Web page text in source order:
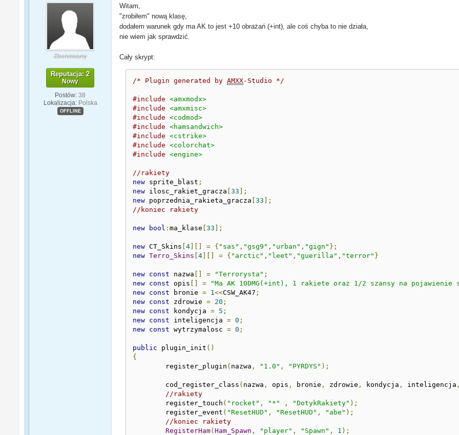
Zbanowany
Reputacja: 2
Nowy
Postów: 38
Lokalizacja: Polska
OFFLINE
Witam,
"zrobiłem" nową klasę,
dodałem warunek gdy ma AK to jest +10 obrażań (+int), ale coś chyba to nie działa,
nie wiem jak sprawdzić.
Cały skrypt:
/* Plugin generated by AMXX-Studio */
#include
<amxmodx>
#include
<amxmisc>
#include
<codmod>
#include
<hamsandwich>
#include
<cstrike>
#include
<colorchat>
#include
<engine>
//rakiety
new sprite_blast ;
new ilosc_rakiet_gracza [33 ];
new poprzednia_rakieta_gracza [33 ];
//koniec rakiety
new bool :ma_klase [33 ];
new CT_Skins [4][] = { "sas" , "gsg9" , "urban" , "gign" };
new Terro_Skins [4][] = { "arctic" , "leet" , "guerilla" , "terror" }
new const nazwa [] = "Terrorysta" ;
new const opis [] =
"Ma AK 10DMG(+int), 1 rakiete oraz 1/2 szansy na
new const bronie = 1<<CSW_AK47 ;
new const zdrowie = 20 ;
new const kondycja = 5 ;
new const inteligencja = 0 ;
new const wytrzymalosc = 0 ;
public plugin_init ()
{
	register_plugin
( nazwa , "1.0" , "PYRDYS" );
	cod_register_class
( nazwa , opis , bronie , zdrowie , kondycja , inteligencja ,
//rakiety
	register_touch
( "rocket" , "*" , "DotykRakiety" );
	register_event
( "ResetHUD" , "ResetHUD" , "abe" );
//koniec rakiety
RegisterHam(Ham_Spawn , "player" , "Spawn" , 1 );